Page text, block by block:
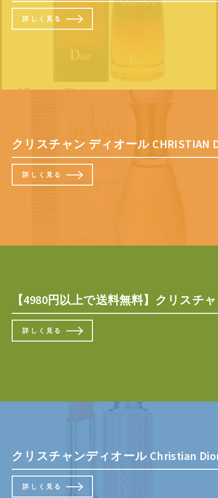
詳しく見る
クリスチャン ディオール
詳しく見る
【4980円以上で送料無料】クリス
詳しく見る
クリスチャンディオール Christian
詳しく見る